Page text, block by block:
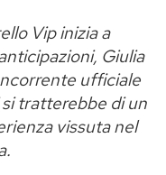
e nessuna
in gara,
salire sul palco
più competitivo
sui
Vip inizia a
Giulia
ufficiale
tratterebbe di un
vissuta nel